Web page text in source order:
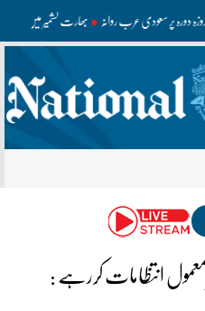
سہ روزہ دورہ پر سعودی عرب روانہ بھارت کشمیر میں
انتظامات کررہے :